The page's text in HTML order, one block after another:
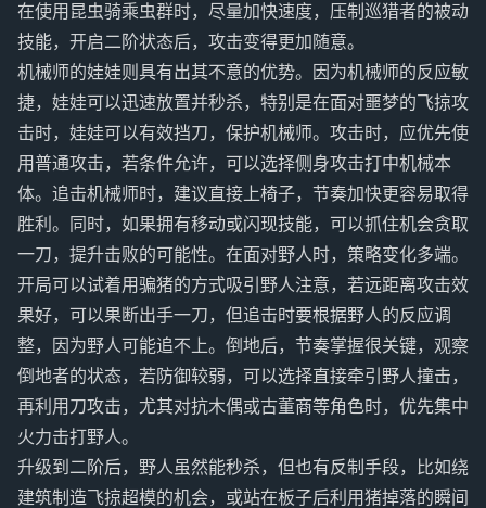
在使用昆虫骑乘虫群时，尽量加快速度，压制巡猎者的被动
技能，开启二阶状态后，攻击变得更加随意。
机械师的娃娃则具有出其不意的优势。因为机械师的反应敏
捷，娃娃可以迅速放置并秒杀，特别是在面对噩梦的飞掠攻
击时，娃娃可以有效挡刀，保护机械师。攻击时，应优先使
用普通攻击，若条件允许，可以选择侧身攻击打中机械本
体。追击机械师时，建议直接上椅子，节奏加快更容易取得
胜利。同时，如果拥有移动或闪现技能，可以抓住机会贪取
一刀，提升击败的可能性。在面对野人时，策略变化多端。
开局可以试着用骗猪的方式吸引野人注意，若远距离攻击效
果好，可以果断出手一刀，但追击时要根据野人的反应调
整，因为野人可能追不上。倒地后，节奏掌握很关键，观察
倒地者的状态，若防御较弱，可以选择直接牵引野人撞击，
再利用刀攻击，尤其对抗木偶或古董商等角色时，优先集中
火力击打野人。
升级到二阶后，野人虽然能秒杀，但也有反制手段，比如绕
建筑制造飞掠超模的机会，或站在板子后利用猪掉落的瞬间